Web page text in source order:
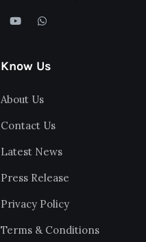
Know Us
About Us
Contact Us
Latest News
Press Release
Privacy Policy
Terms & Conditions